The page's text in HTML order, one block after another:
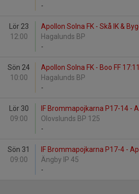
-
Lör 23
12:00
Apollon Solna FK - Skå IK &
Hagalunds BP
-
Sön 24
10:00
Apollon Solna FK - Boo FF 17:11
Hagalunds BP
-
Lör 30
09:00
IF Brommapojkarna P17-14 -
Olovslunds BP 125
-
Sön 31
09:00
IF Brommapojkarna P17-4 -
Ängby IP 45
-